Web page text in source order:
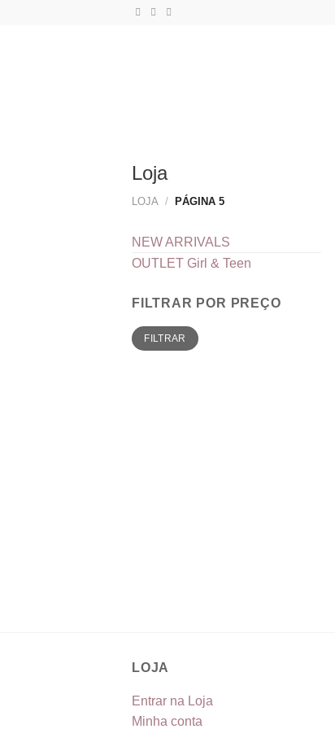
Loja
LOJA / PÁGINA 5
NEW ARRIVALS
OUTLET Girl & Teen
FILTRAR POR PREÇO
Preço
mínimo
Preço
máximo
FILTRAR
LOJA
Entrar na Loja
Minha conta